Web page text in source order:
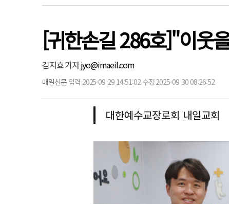
[귀한손길 286호]"이웃
김지효 기자jyo@imaeil.com
매일신문 입력 2025-09-29 14:51:02 수정 2025-09-30 08:26:52
대한예수교장로회 내일교회